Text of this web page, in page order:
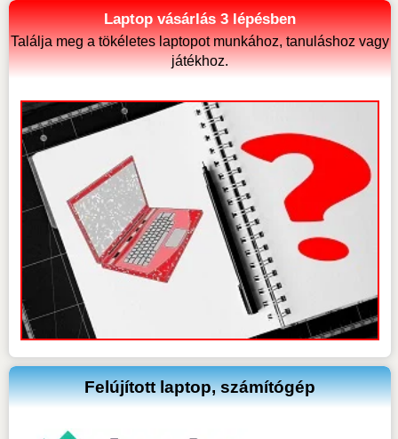
Laptop vásárlás 3 lépésben
Találja meg a tökéletes laptopot munkához, tanuláshoz vagy
játékhoz.
Felújított laptop, számítógép